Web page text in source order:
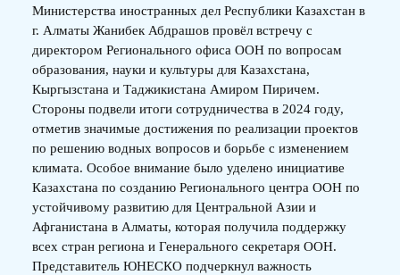
Министерства иностранных дел Республики Казахстан в
г. Алматы Жанибек Абдрашов провёл встречу с
директором Регионального офиса ООН по вопросам
образования, науки и культуры для Казахстана,
Кыргызстана и Таджикистана Амиром Пиричем.
Стороны подвели итоги сотрудничества в 2024 году,
отметив значимые достижения по реализации проектов
по решению водных вопросов и борьбе с изменением
климата. Особое внимание было уделено инициативе
Казахстана по созданию Регионального центра ООН по
устойчивому развитию для Центральной Азии и
Афганистана в Алматы, которая получила поддержку
всех стран региона и Генерального секретаря ООН.
Представитель ЮНЕСКО подчеркнул важность